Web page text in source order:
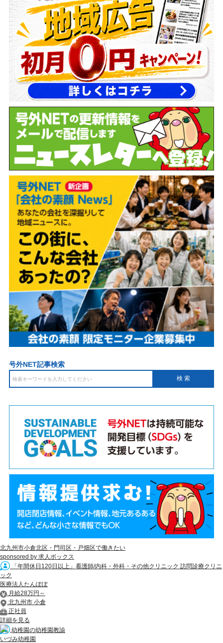
号外NET記事検索
北九州市小倉北区・門司区・戸畑区で働きたい
sponsored by 求人ボックス
「年間休日120日以上」看護師/内科・外科・その他クリニック 訪問診療クリニ
ック
医療法人たんぽぽ
月給28万円～
北九州市 小倉
正社員
詳細を見る
幼稚園の幼稚園教諭
いづみ幼稚園